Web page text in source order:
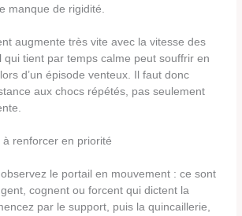
manque de rigidité.
augmente très vite avec la vitesse des
qui tient par temps calme peut souffrir en
d’un épisode venteux. Il faut donc
aux chocs répétés, pas seulement
à renforcer en priorité
le portail en mouvement : ce sont
cognent ou forcent qui dictent la
par le support, puis la quincaillerie,